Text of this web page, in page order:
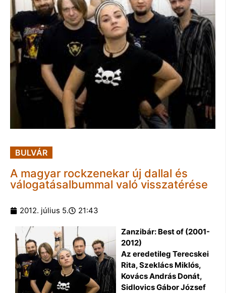
BULVÁR
A magyar rockzenekar új dallal és
válogatásalbummal való visszatérése
2012. július 5. 21:43
Zanzibár: Best of (2001-
2012)
Az eredetileg Terecskei
Rita, Szeklács Miklós,
Kovács András Donát,
Sidlovics Gábor József